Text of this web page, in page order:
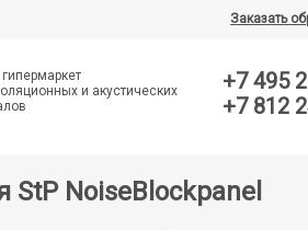
Заказать
и акустических
+7 495
+7 812
StP NoiseBlockpanel